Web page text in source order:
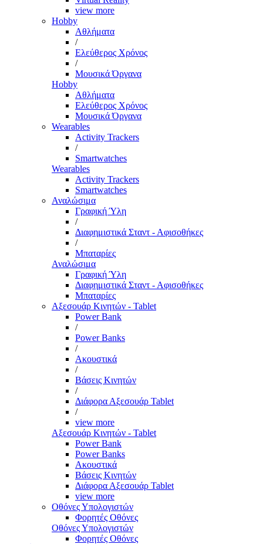
view more
Hobby
Αθλήματα
/
Ελεύθερος Χρόνος
/
Μουσικά Όργανα
Hobby
Αθλήματα
Ελεύθερος Χρόνος
Μουσικά Όργανα
Wearables
Activity Trackers
/
Smartwatches
Wearables
Activity Trackers
Smartwatches
Αναλώσιμα
Γραφική Ύλη
/
Διαφημιστικά Σταντ - Αφισοθήκες
/
Μπαταρίες
Αναλώσιμα
Γραφική Ύλη
Διαφημιστικά Σταντ - Αφισοθήκες
Μπαταρίες
Αξεσουάρ Κινητών - Tablet
Power Bank
/
Power Banks
/
Ακουστικά
/
Βάσεις Κινητών
/
Διάφορα Αξεσουάρ Tablet
/
view more
Αξεσουάρ Κινητών - Tablet
Power Bank
Power Banks
Ακουστικά
Βάσεις Κινητών
Διάφορα Αξεσουάρ Tablet
view more
Οθόνες Υπολογιστών
Φορητές Οθόνες
Οθόνες Υπολογιστών
Φορητές Οθόνες